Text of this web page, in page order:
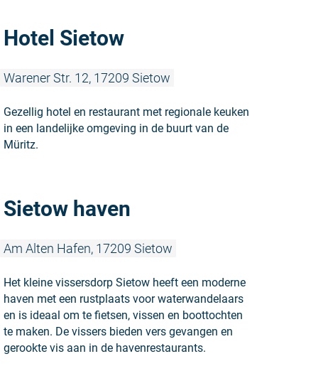
Hotel Sietow
Warener Str. 12, 17209 Sietow
Gezellig hotel en restaurant met regionale keuken
in een landelijke omgeving in de buurt van de
Müritz.
Sietow haven
Am Alten Hafen, 17209 Sietow
Het kleine vissersdorp Sietow heeft een moderne
haven met een rustplaats voor waterwandelaars
en is ideaal om te fietsen, vissen en boottochten
te maken. De vissers bieden vers gevangen en
gerookte vis aan in de havenrestaurants.